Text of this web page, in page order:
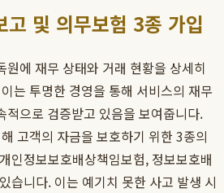
및 의무보험 3종 가입
에 재무 상태와 거래 현황을 상세히
는 투명한 경영을 통해 서비스의 재무
적으로 검증받고 있음을 보여줍니다.
고객의 자금을 보호하기 위한 3종의
인정보보호배상책임보험, 정보보호배
습니다. 이는 예기치 못한 사고 발생 시